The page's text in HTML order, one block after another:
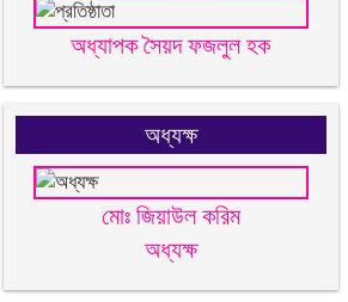
অধ্যাপক সৈয়দ ফজলুল হক
অধ্যক্ষ
মোঃ জিয়াউল করিম
অধ্যক্ষ